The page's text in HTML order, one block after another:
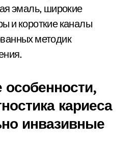
эмаль, широкие
и короткие каналы
методик
кариеса
инвазивные